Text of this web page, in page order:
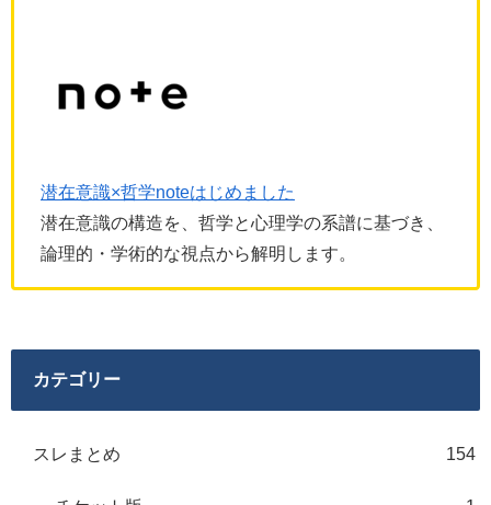
潜在意識×哲学noteはじめました
潜在意識の構造を、哲学と心理学の系譜に基づき、
論理的・学術的な視点から解明します。
カテゴリー
スレまとめ 154